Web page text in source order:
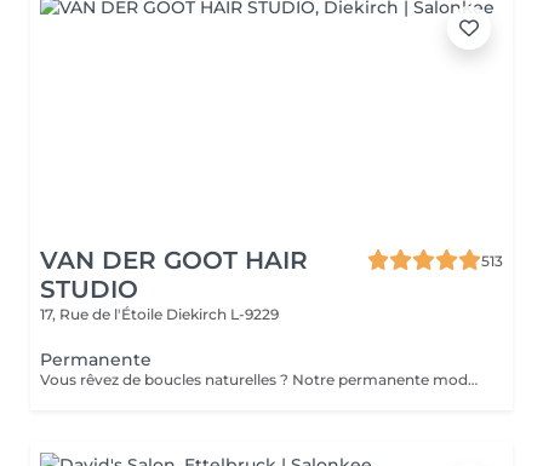
VAN DER GOOT HAIR
STUDIO
513
17, Rue de l'Étoile Diekirch L-9229
Permanente
Vous rêvez de boucles naturelles ? Notre permanente moderne crée des boucles ou ondulations durables tout en apportant texture, mouvement et volume aux cheveux. Des ondulations souples aux boucles bien définies, ce traitement transforme les cheveux plats en une coiffure dynamique et pleine de caractère, facile à coiffer au quotidien.